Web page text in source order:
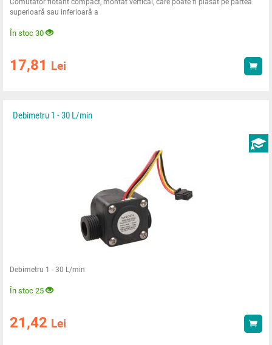
superioară sau inferioară a
În stoc 30
17,81 Lei
Debimetru 1 - 30 L/min
Debimetru 1 - 30 L/min
În stoc 25
21,42 Lei